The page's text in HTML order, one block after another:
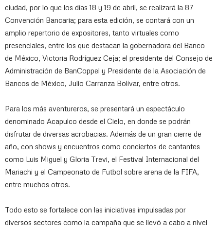
ciudad, por lo que los días 18 y 19 de abril, se realizará la 87
Convención Bancaria; para esta edición, se contará con un
amplio repertorio de expositores, tanto virtuales como
presenciales, entre los que destacan la gobernadora del Banco
de México, Victoria Rodríguez Ceja; el presidente del Consejo de
Administración de BanCoppel y Presidente de la Asociación de
Bancos de México, Julio Carranza Bolívar, entre otros.
Para los más aventureros, se presentará un espectáculo
denominado Acapulco desde el Cielo, en donde se podrán
disfrutar de diversas acrobacias. Además de un gran cierre de
año, con shows y encuentros como conciertos de cantantes
como Luis Miguel y Gloria Trevi, el Festival Internacional del
Mariachi y el Campeonato de Futbol sobre arena de la FIFA,
entre muchos otros.
Todo esto se fortalece con las iniciativas impulsadas por
diversos sectores como la campaña que se llevó a cabo a nivel